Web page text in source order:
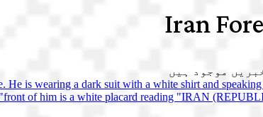
Iran
موجود ہیں